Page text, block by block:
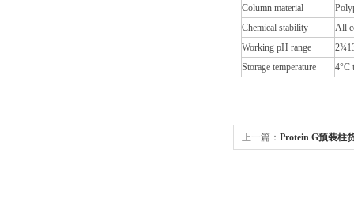
Column material
Chemical stability
All
Working pH range
Storage temperature
4°C
上一篇： Protein G预装柱货